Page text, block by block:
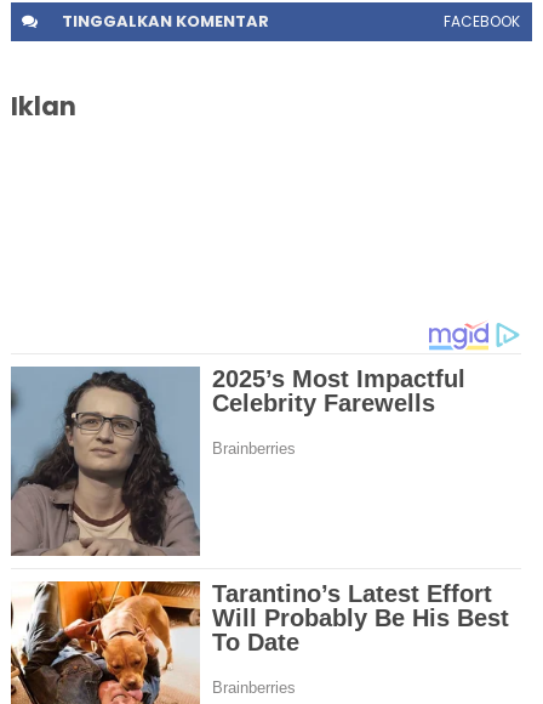
TINGGALKANKOMENTAR FACEBOOK
Iklan